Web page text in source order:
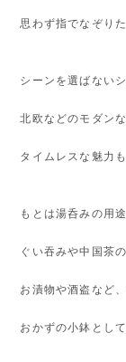
思わず指でなぞり
シーンを選ばない
北欧などのモダン
タイムレスな魅力も
もとは湯呑みの用
ぐい吞みや中国茶
お漬物や酒盗など
おかずの小鉢とし